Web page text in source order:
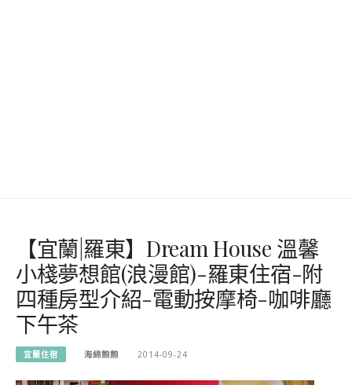
【宜蘭|羅東】Dream House 溫馨
小棧夢想館(浪漫館)-羅東住宿-附
四種房型介紹-電動按摩椅-咖啡廳
下午茶
宜蘭住宿 海綿飽飽 2014-09-24